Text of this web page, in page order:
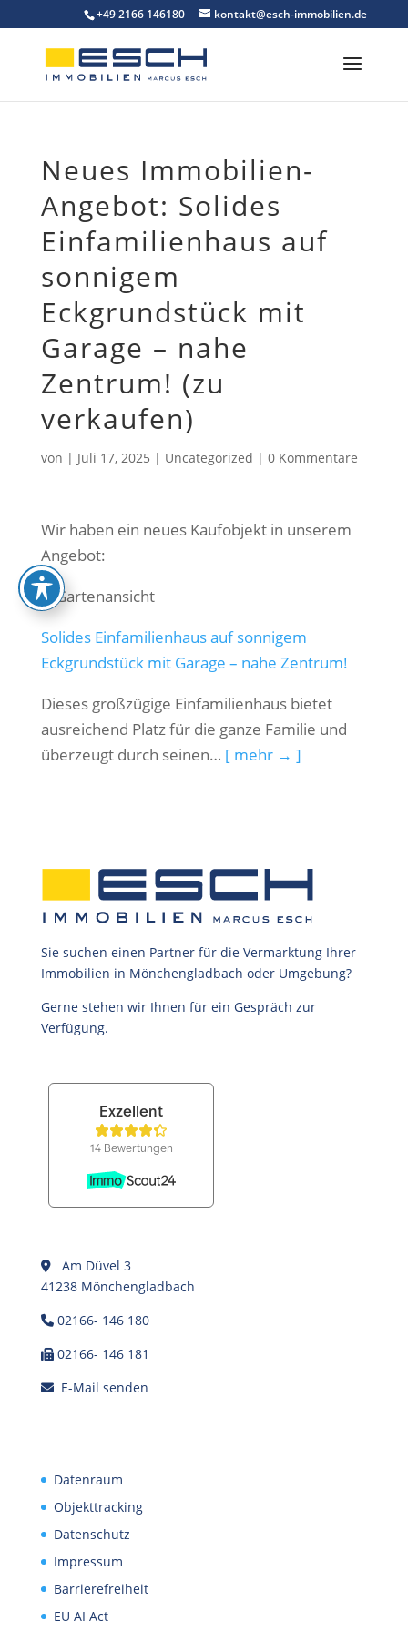
to
content
+49 2166 146180 kontakt@esch-immobilien.de
Neues Immobilien-
Angebot: Solides
Einfamilienhaus auf
sonnigem
Eckgrundstück mit
Garage – nahe
Zentrum! (zu
verkaufen)
von | Juli 17, 2025 | Uncategorized | 0 Kommentare
Wir haben ein neues Kaufobjekt in unserem
Angebot:
Solides Einfamilienhaus auf sonnigem
Eckgrundstück mit Garage – nahe Zentrum!
Dieses großzügige Einfamilienhaus bietet
ausreichend Platz für die ganze Familie und
überzeugt durch seinen… [ mehr → ]
Sie suchen einen Partner für die Vermarktung Ihrer
Immobilien in Mönchengladbach oder Umgebung?
Gerne stehen wir Ihnen für ein Gespräch zur
Verfügung.
Am Düvel 3
41238 Mönchengladbach
02166- 146 180
02166- 146 181
E-Mail senden
Datenraum
Objekttracking
Datenschutz
Impressum
Barrierefreiheit
EU AI Act